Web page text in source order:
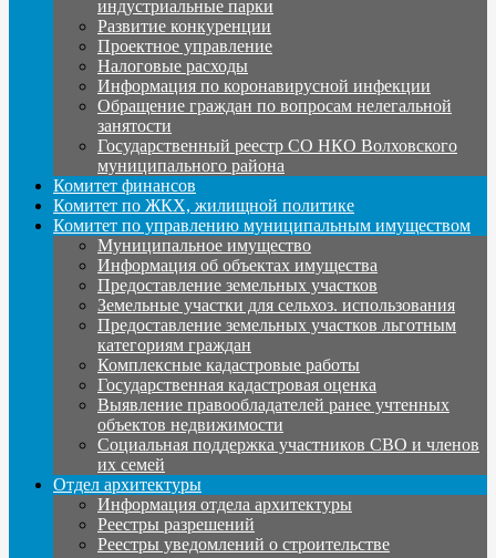
индустриальные парки
Развитие конкуренции
Проектное управление
Налоговые расходы
Информация по коронавирусной инфекции
Обращение граждан по вопросам нелегальной
занятости
Государственный реестр СО НКО Волховского
муниципального района
Комитет финансов
Комитет по ЖКХ, жилищной политике
Комитет по управлению муниципальным имуществом
Муниципальное имущество
Информация об объектах имущества
Предоставление земельных участков
Земельные участки для сельхоз. использования
Предоставление земельных участков льготным
категориям граждан
Комплексные кадастровые работы
Государственная кадастровая оценка
Выявление правообладателей ранее учтенных
объектов недвижимости
Социальная поддержка участников СВО и членов
их семей
Отдел архитектуры
Информация отдела архитектуры
Реестры разрешений
Реестры уведомлений о строительстве